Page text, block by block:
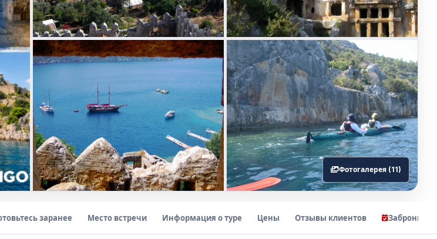
Фотогалерея (11)
заранее Место встречи Информация о туре Цены Отзывы клиентов